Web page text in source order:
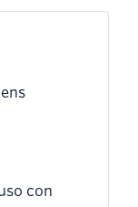
con